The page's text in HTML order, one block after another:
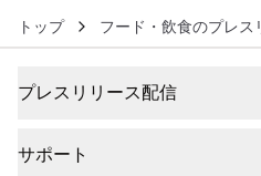
トップ フード・飲食のプレス
プレスリリース配信
サポート